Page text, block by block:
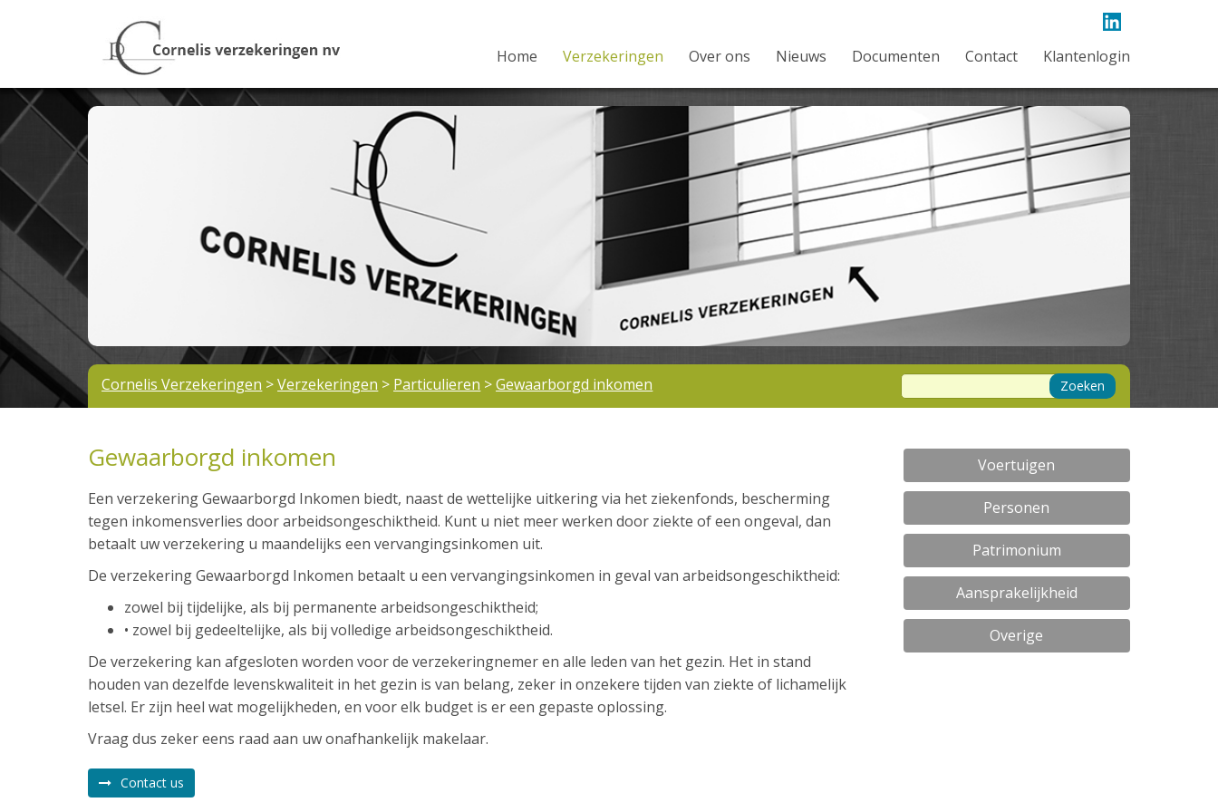
Home Verzekeringen Over ons Nieuws Documenten Contact Klantenlogin
Cornelis Verzekeringen >Verzekeringen > Particulieren >Gewaarborgd inkomen Zoeken
Gewaarborgd inkomen
Een verzekering Gewaarborgd Inkomen biedt, naast de wettelijke uitkering via het ziekenfonds, bescherming
tegen inkomensverlies door arbeidsongeschiktheid. Kunt u niet meer werken door ziekte of een ongeval, dan
betaalt uw verzekering u maandelijks een vervangingsinkomen uit.
De verzekering Gewaarborgd Inkomen betaalt u een vervangingsinkomen in geval van arbeidsongeschiktheid:
zowel bij tijdelijke, als bij permanente arbeidsongeschiktheid;
• zowel bij gedeeltelijke, als bij volledige arbeidsongeschiktheid.
De verzekering kan afgesloten worden voor de verzekeringnemer en alle leden van het gezin. Het in stand
houden van dezelfde levenskwaliteit in het gezin is van belang, zeker in onzekere tijden van ziekte of lichamelijk
letsel. Er zijn heel wat mogelijkheden, en voor elk budget is er een gepaste oplossing.
Vraag dus zeker eens raad aan uw onafhankelijk makelaar.
Contact us
Voertuigen
Personen
Patrimonium
Aansprakelijkheid
Overige